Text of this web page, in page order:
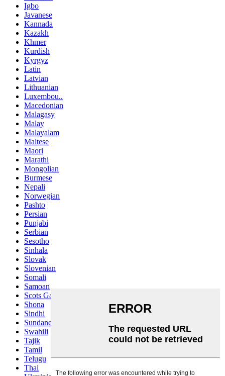
Igbo
Javanese
Kannada
Kazakh
Khmer
Kurdish
Kyrgyz
Latin
Latvian
Lithuanian
Luxembou..
Macedonian
Malagasy
Malay
Malayalam
Maltese
Maori
Marathi
Mongolian
Burmese
Nepali
Norwegian
Pashto
Persian
Punjabi
Serbian
Sesotho
Sinhala
Slovak
Slovenian
Somali
Samoan
Scots Gaelic
Shona
Sindhi
Sundanese
Swahili
Tajik
Tamil
Telugu
Thai